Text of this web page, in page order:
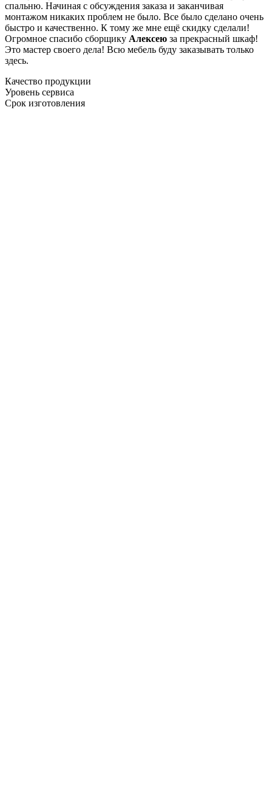
спальню. Начиная с обсуждения заказа и заканчивая
монтажом никаких проблем не было. Все было сделано очень
быстро и качественно. К тому же мне ещё скидку сделали!
Огромное спасибо сборщику Алексею за прекрасный шкаф!
Это мастер своего дела! Всю мебель буду заказывать только
здесь.
Качество продукции
Уровень сервиса
Срок изготовления